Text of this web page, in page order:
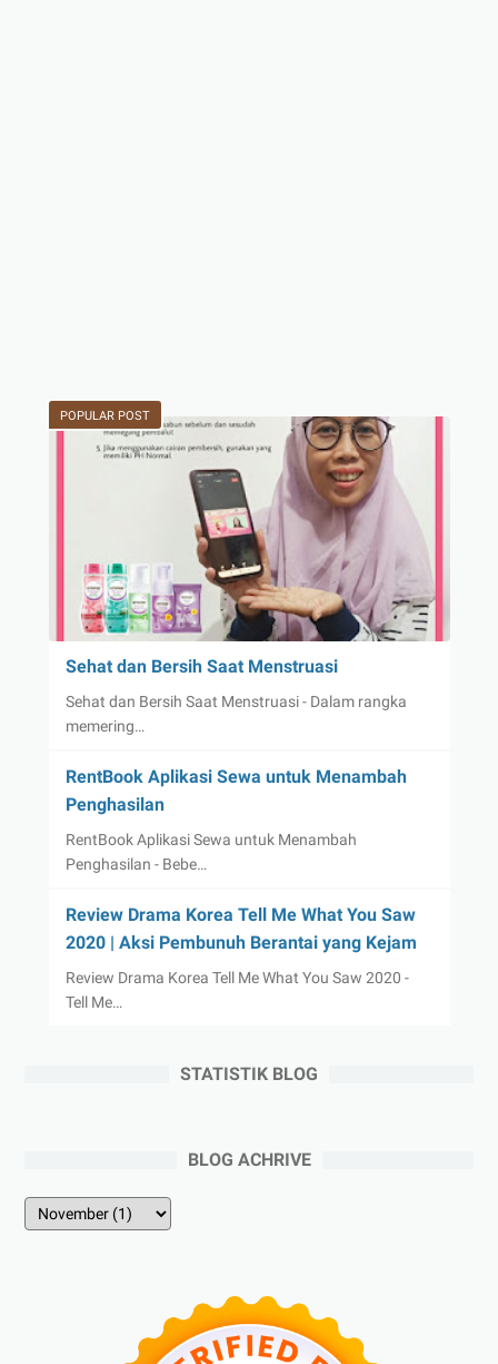
POPULAR POST
Sehat dan Bersih Saat Menstruasi
Sehat dan Bersih Saat Menstruasi - Dalam rangka
memering…
RentBook Aplikasi Sewa untuk Menambah
Penghasilan
RentBook Aplikasi Sewa untuk Menambah
Penghasilan - Bebe…
Review Drama Korea Tell Me What You Saw
2020 | Aksi Pembunuh Berantai yang Kejam
Review Drama Korea Tell Me What You Saw 2020 -
Tell Me…
STATISTIK BLOG
BLOG ACHRIVE